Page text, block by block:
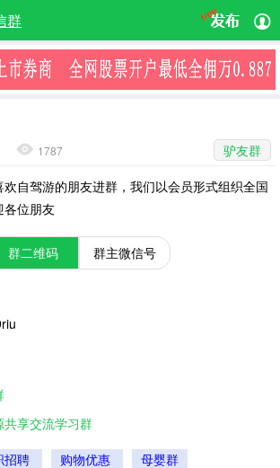
群
1787
驴友群
自驾游的朋友进群，我们以会员形式组织全国
各位朋友
群二维码 群主微信号
共享交流学习群
招聘 购物优惠 母婴群